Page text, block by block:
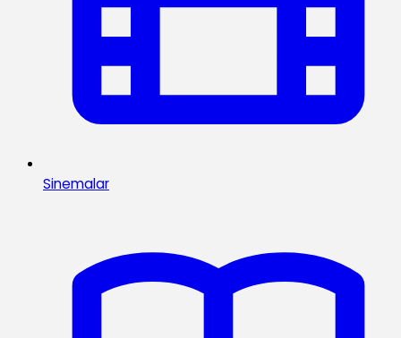
Sinemalar